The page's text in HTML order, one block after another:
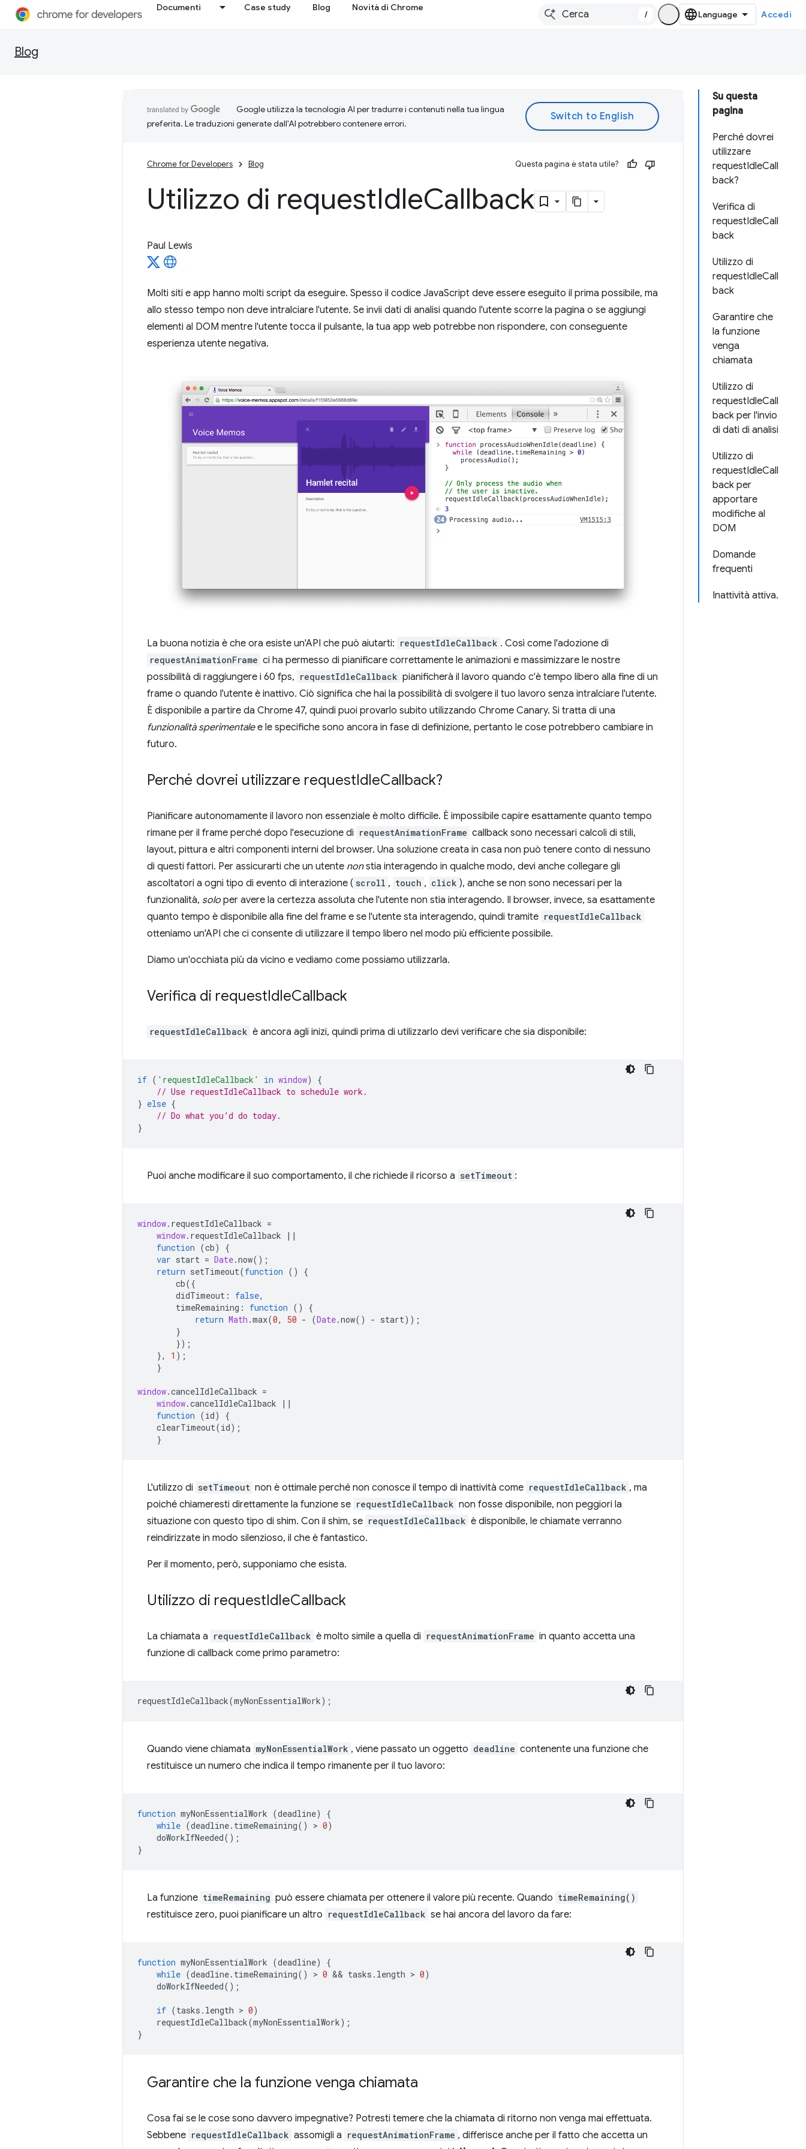
Documenti Case study Blog Novità di Chrome
/ Accedi
Blog
Su questa
pagina
Perché dovrei
utilizzare
requestIdleCall
back?
Verifica di
requestIdleCall
back
Utilizzo di
requestIdleCall
back
Garantire che
la funzione
venga
chiamata
Utilizzo di
requestIdleCall
back per l'invio
di dati di analisi
Utilizzo di
requestIdleCall
back per
apportare
modifiche al
DOM
Domande
frequenti
Inattività attiva.
Google utilizza la tecnologia AI per tradurre i contenuti nella tua lingua
preferita. Le traduzioni generate dall'AI potrebbero contenere errori.
Chrome for Developers Blog Questa pagina è stata utile?
Utilizzo di requestIdleCallback
Paul Lewis
Molti siti e app hanno molti script da eseguire. Spesso il codice JavaScript deve essere eseguito il prima possibile, ma
allo stesso tempo non deve intralciare l'utente. Se invii dati di analisi quando l'utente scorre la pagina o se aggiungi
elementi al DOM mentre l'utente tocca il pulsante, la tua app web potrebbe non rispondere, con conseguente
esperienza utente negativa.
La buona notizia è che ora esiste un'API che può aiutarti: requestIdleCallback . Così come l'adozione di
requestAnimationFrame ci ha permesso di pianificare correttamente le animazioni e massimizzare le nostre
possibilità di raggiungere i 60 fps, requestIdleCallback pianificherà il lavoro quando c'è tempo libero alla fine di un
frame o quando l'utente è inattivo. Ciò significa che hai la possibilità di svolgere il tuo lavoro senza intralciare l'utente.
È disponibile a partire da Chrome 47, quindi puoi provarlo subito utilizzando Chrome Canary. Si tratta di una
funzionalità sperimentalee le specifiche sono ancora in fase di definizione, pertanto le cose potrebbero cambiare in
futuro.
Perché dovrei utilizzare requestIdleCallback?
Pianificare autonomamente il lavoro non essenziale è molto difficile. È impossibile capire esattamente quanto tempo
rimane per il frame perché dopo l'esecuzione di requestAnimationFrame callback sono necessari calcoli di stili,
layout, pittura e altri componenti interni del browser. Una soluzione creata in casa non può tenere conto di nessuno
di questi fattori. Per assicurarti che un utente nonstia interagendo in qualche modo, devi anche collegare gli
ascoltatori a ogni tipo di evento di interazione ( scroll , touch , click ), anche se non sono necessari per la
funzionalità, solo per avere la certezza assoluta che l'utente non stia interagendo. Il browser, invece, sa esattamente
quanto tempo è disponibile alla fine del frame e se l'utente sta interagendo, quindi tramite requestIdleCallback
otteniamo un'API che ci consente di utilizzare il tempo libero nel modo più efficiente possibile.
Diamo un'occhiata più da vicino e vediamo come possiamo utilizzarla.
Verifica di requestIdleCallback
requestIdleCallback è ancora agli inizi, quindi prima di utilizzarlo devi verificare che sia disponibile:
if ( 'requestIdleCallback' in window)
{
// Use requestIdleCallback to schedule work.
} else {
// Do what you’d do today.
}
Puoi anche modificare il suo comportamento, il che richiede il ricorso a setTimeout :
window. requestIdleCallback =
window. requestIdleCallback
||
function (cb)
{
var start = Date.now();
return setTimeout(function ()
{
cb({
didTimeout : false,
timeRemaining : function ()
{
return Math .max(0, 50 - (Date.now() - start));
}
});
},
1 );
}
window.cancelIdleCallback =
window.cancelIdleCallback
||
function (id)
{
clearTimeout(id);
}
L'utilizzo di setTimeout non è ottimale perché non conosce il tempo di inattività come requestIdleCallback , ma
poiché chiameresti direttamente la funzione se requestIdleCallback non fosse disponibile, non peggiori la
situazione con questo tipo di shim. Con il shim, se requestIdleCallback è disponibile, le chiamate verranno
reindirizzate in modo silenzioso, il che è fantastico.
Per il momento, però, supponiamo che esista.
Utilizzo di requestIdleCallback
La chiamata a requestIdleCallback è molto simile a quella di requestAnimationFrame in quanto accetta una
funzione di callback come primo parametro:
requestIdleCallback(myNonEssentialWork);
Quando viene chiamata myNonEssentialWork , viene passato un oggetto deadline contenente una funzione che
restituisce un numero che indica il tempo rimanente per il tuo lavoro:
function myNonEssentialWork (deadline)
{
while (deadline. timeRemaining() > 0)
doWorkIfNeeded();
}
La funzione timeRemaining può essere chiamata per ottenere il valore più recente. Quando timeRemaining()
restituisce zero, puoi pianificare un altro requestIdleCallback se hai ancora del lavoro da fare:
function myNonEssentialWork (deadline)
{
while (deadline. timeRemaining() > 0 && tasks . length > 0)
doWorkIfNeeded();
if (tasks . length > 0)
requestIdleCallback(myNonEssentialWork);
}
Garantire che la funzione venga chiamata
Cosa fai se le cose sono davvero impegnative? Potresti temere che la chiamata di ritorno non venga mai effettuata.
Sebbene requestIdleCallback assomigli a requestAnimationFrame , differisce anche per il fatto che accetta un